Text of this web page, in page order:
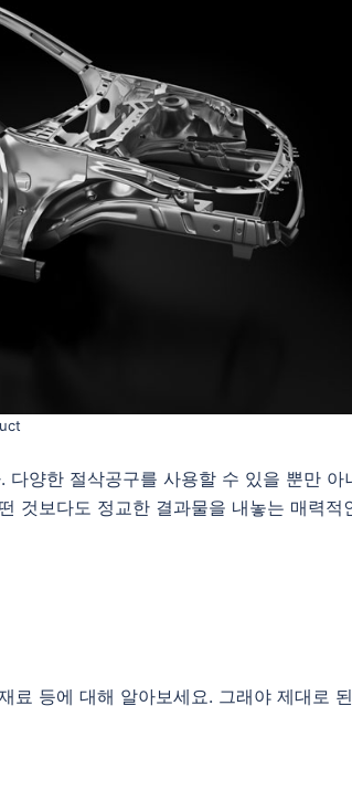
다양한 절삭공구를 사용할 수 있을 뿐만 아
것보다도 정교한 결과물을 내놓는 매력적
료 등에 대해 알아보세요. 그래야 제대로 된